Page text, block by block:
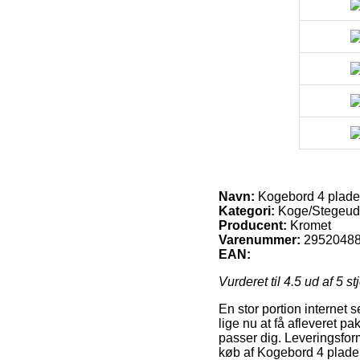
Navn: Kogebord 4
Kategori: Koge/
Producent: Kromet
Varenummer:
EAN:
Vurderet til 4.5 ud af 5
En stor portion internet
lige nu at få afleveret
passer dig.
køb af Kogebord 4